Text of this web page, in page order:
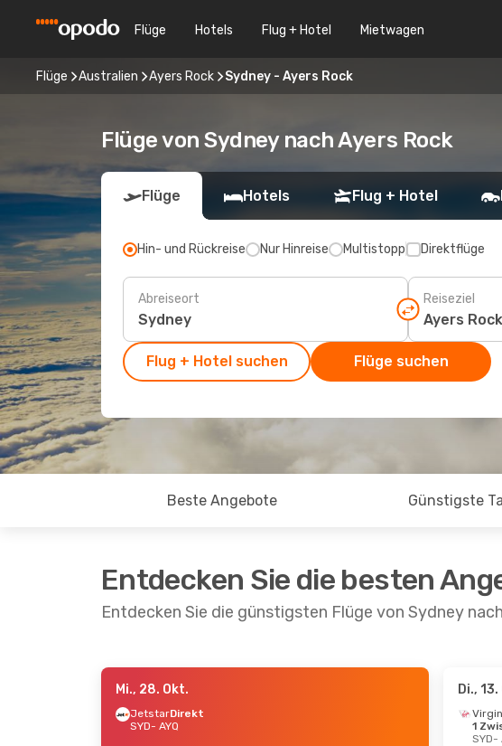
Flüge Hotels Flug + Hotel Mietwagen
Flüge Australien Ayers Rock Sydney - Ayers Rock
Flüge von Sydney nach Ayers Rock
Flüge Hotels Flug + Hotel
Hin- und Rückreise Nur Hinreise Multistopp Direktflüge
Abreiseort Reiseziel
Flug + Hotel suchen Flüge suchen
Beste Angebote Günstigste
Entdecken Sie die besten
Entdecken Sie die günstigsten Flüge von Sydney
- Fr., 23. Okt.
Mi., 28. Okt.
JetstarDirekt
SYD- AYQ
Di.,
1
SYD-